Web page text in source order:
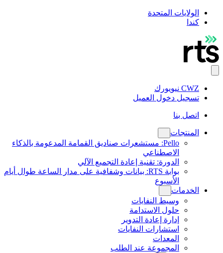
الولايات المتحدة
كندا
CWZ نيويورك
تسجيل دخول العميل
اتصل بنا
المنتجات
Pello: مستشعرات صناديق القمامة المدعومة بالذكاء
الاصطناعي
الدورة: تقنية إعادة التجميع الآلي
بوابة RTS: بيانات وشفافية على مدار الساعة طوال أيام
الأسبوع
الخدمات
وسيط النفايات
حلول الاستدامة
إدارة إعادة التدوير
استشارات النفايات
المعدات
المجموعة عند الطلب